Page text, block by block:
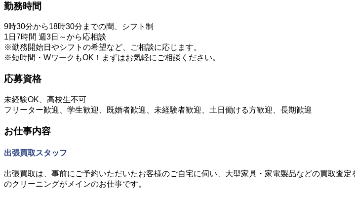
勤務時間
9時30分から18時30分までの間、シフト制
1日7時間 週3日～から応相談
※勤務開始日やシフトの希望など、ご相談に応じます。
※短時間・WワークもOK！まずはお気軽にご相談ください。
応募資格
未経験OK、高校生不可
フリーター歓迎、学生歓迎、既婚者歓迎、未経験者歓迎、土日働ける方歓迎、長期歓迎
お仕事内容
出張買取スタッフ
出張買取は、事前にご予約いただいたお客様のご自宅に伺い、大型家具・家電製品などの買取査
のクリーニングがメインのお仕事です。